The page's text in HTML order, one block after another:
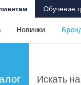
Обучение
Новинки